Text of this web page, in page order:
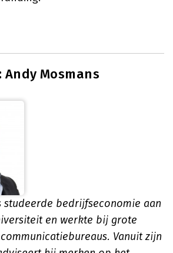
Andy Mosmans
studeerde bedrijfseconomie aan
en werkte bij grote
Vanuit zijn